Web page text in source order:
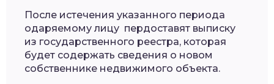
После истечения указанного периода
одаряемому лицу пердоставят выписку
из государственного реестра, которая
будет содержать сведения о новом
собственнике недвижимого объекта.